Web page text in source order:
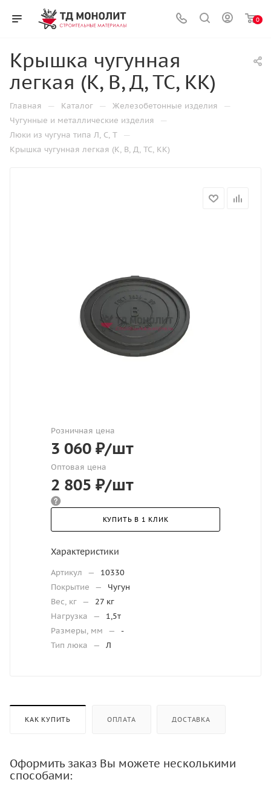
0
Крышка чугунная
легкая (К, В, Д, ТС, КК)
Главная — Каталог — Железобетонные изделия —
Чугунные и металлические изделия —
Люки из чугуна типа Л, С, Т —
Крышка чугунная легкая (К, В, Д, ТС, КК)
Розничная цена
3 060 ₽/шт
Оптовая цена
2 805 ₽/шт
КУПИТЬ В 1 КЛИК
Характеристики
Артикул —
10330
Покрытие
—
Чугун
Вес, кг —
27 кг
Нагрузка
—
1,5т
Размеры, мм
—
-
Тип люка
— Л
КАК КУПИТЬ ОПЛАТА ДОСТАВКА
Оформить заказ Вы можете несколькими
способами: